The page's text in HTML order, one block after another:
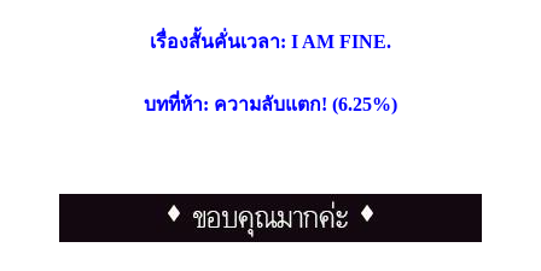
เรื่องสั้นคั่นเวลา: I AM FINE.
บทที่ห้า: ความลับแตก! (6.25%)